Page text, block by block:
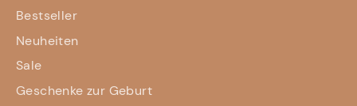
Bestseller
Neuheiten
Sale
Geschenke zur Geburt